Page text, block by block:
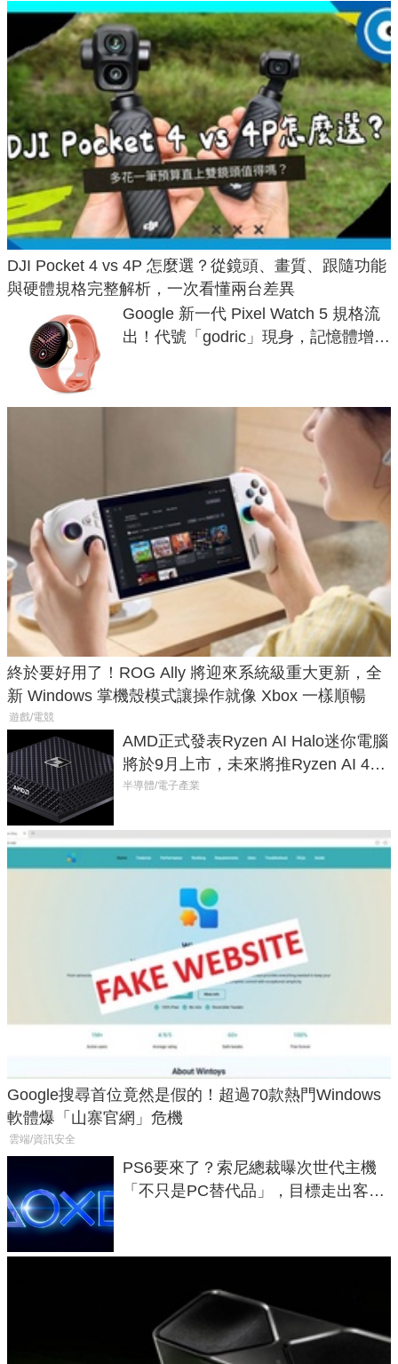
DJI Pocket 4 vs 4P 怎麼選？從鏡頭、畫質、跟隨功能
與硬體規格完整解析，一次看懂兩台差異
Google 新一代 Pixel Watch 5 規格流
出！代號「godric」現身，記憶體增強
終於要好用了！ROG Ally 將迎來系統級重大更新，全
新 Windows 掌機殼模式讓操作就像 Xbox 一樣順暢
遊戲/電競
AMD正式發表Ryzen AI Halo迷你電腦
將於9月上市，未來將推Ryzen AI 400
Max系列處理器與對應升級版
半導體/電子產業
Google搜尋首位竟然是假的！超過70款熱門Windows
軟體爆「山寨官網」危機
雲端/資訊安全
PS6要來了？索尼總裁曝次世代主機
「不只是PC替代品」，目標走出客